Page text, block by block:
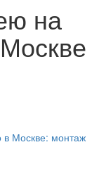
на
в Москве: монтаж